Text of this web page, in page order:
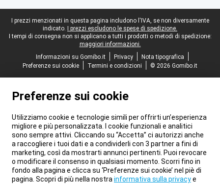
Piè di pagina legale
I prezzi menzionati in questa pagina includono l'IVA, se non diversamente
indicato.
I prezzi escludono le spese di spedizione.
I tempi di consegna non si applicano a tutti i prodotti o metodi di spedizione:
maggiori informazioni.
Informazioni su Gomibo.it
Privacy
Nota tipografica
Preferenze sui cookie
Termini e condizioni © 2026 Gomibo.it
Preferenze sui cookie
Utilizziamo cookie e tecnologie simili per offrirti un’esperienza
migliore e più personalizzata. I cookie funzionali e analitici
sono sempre attivi. Cliccando su “Accetta” ci autorizzi anche
a raccogliere i tuoi dati e a condividerli con 3 partner a fini di
marketing, così da mostrarti annunci pertinenti. Puoi revocare
o modificare il consenso in qualsiasi momento. Scorri fino in
fondo alla pagina e clicca su ‘Preferenze sui cookie’ nel piè di
pagina. Scopri di più nella nostra informativa sulla privacye